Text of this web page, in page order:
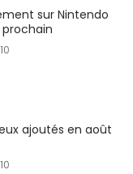
sur Nintendo
10
ajoutés en août
10